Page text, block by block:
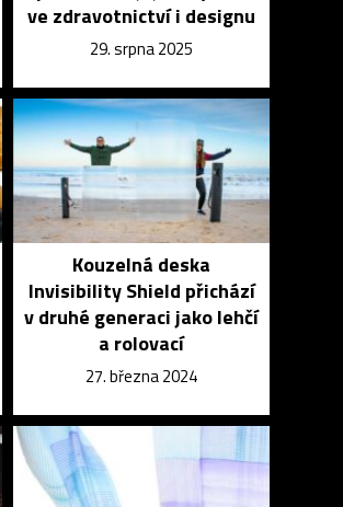
ve zdravotnictví i designu
29. srpna 2025
Kouzelná deska
Invisibility Shield přichází
v druhé generaci jako lehčí
a rolovací
27. března 2024